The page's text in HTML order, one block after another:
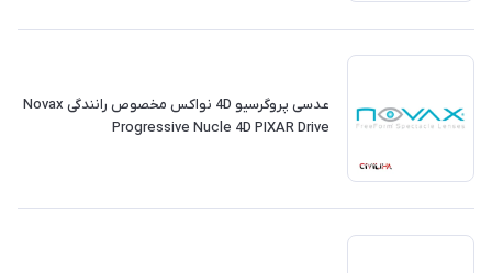
عدسی پروگرسیو 4D نواکس مخصوص رانندگی Novax
Progressive Nucle 4D PIXAR Drive